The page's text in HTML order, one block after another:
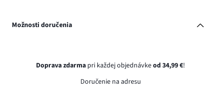
Možnosti doručenia
Doprava zdarma pri každej objednávkeod 34,99 €!
Doručenie na adresu